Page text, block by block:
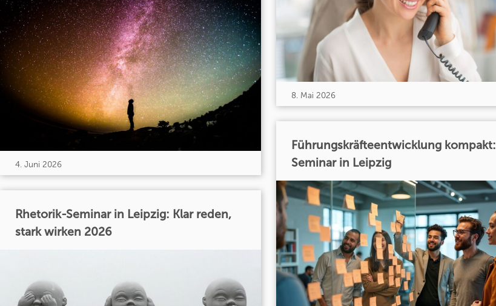
4. Juni 2026
Rhetorik-Seminar in Leipzig: Klar reden,
stark wirken 2026
8. Mai 2026
Führungskräfteentwicklung kompakt:
Seminar in Leipzig